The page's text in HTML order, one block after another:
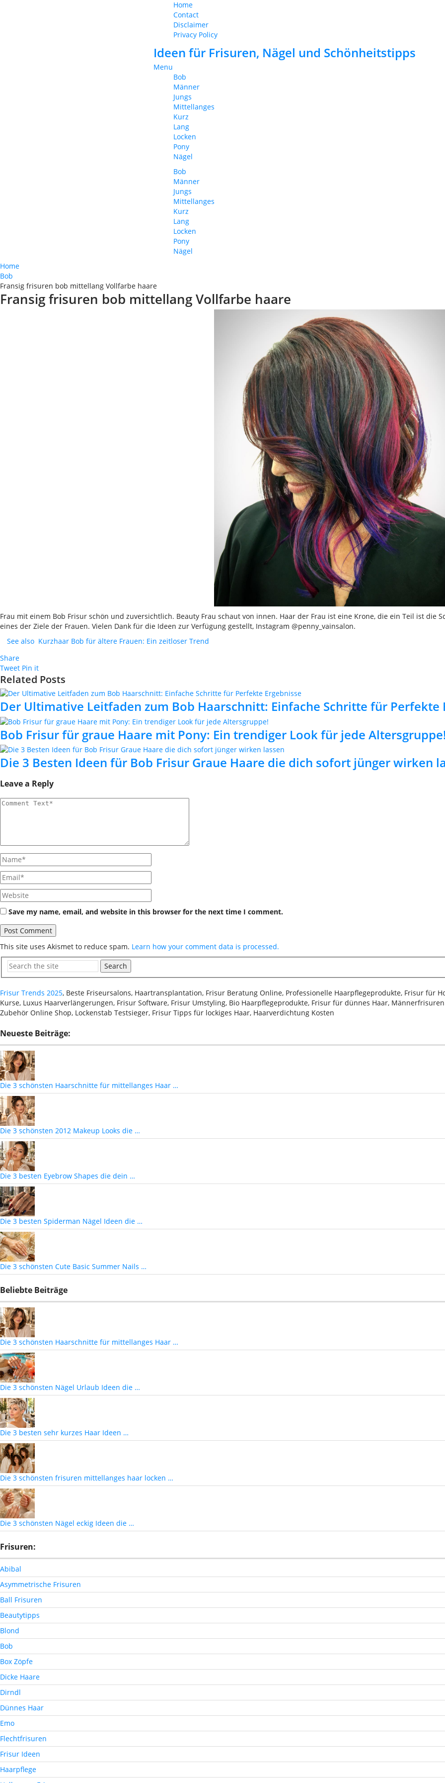
Home
Contact
Disclaimer
Privacy Policy
Ideen für Frisuren, Nägel und Schönheitstipps
Menu
Bob
Männer
Jungs
Mittellanges
Kurz
Lang
Locken
Pony
Nägel
Bob
Männer
Jungs
Mittellanges
Kurz
Lang
Locken
Pony
Nägel
Home
Bob
Fransig frisuren bob mittellang Vollfarbe haare
Fransig frisuren bob mittellang Vollfarbe haare
Frau mit einem Bob Frisur schön und zuversichtlich. Beauty Frau schaut von innen. Haar der Frau ist eine Krone, die ein Teil ist die
eines der Ziele der Frauen. Vielen Dank für die Ideen zur Verfügung gestellt, Instagram @penny_vainsalon.
See also Kurzhaar Bob für ältere Frauen: Ein zeitloser Trend
Share
Tweet Pin it
Related Posts
Der Ultimative Leitfaden zum Bob Haarschnitt: Einfache Schritte für Perfekte
Bob Frisur für graue Haare mit Pony: Ein trendiger Look für jede Altersgruppe!
Die 3 Besten Ideen für Bob Frisur Graue Haare die dich sofort jünger wirken
Leave a Reply
Save my name, email, and website in this browser for the next time I comment.
This site uses Akismet to reduce spam. Learn how your comment data is processed.
Search
Frisur Trends 2025, Beste Friseursalons, Haartransplantation, Frisur Beratung Online, Professionelle Haarpflegeprodukte, Frisur für
Kurse, Luxus Haarverlängerungen, Frisur Software, Frisur Umstyling, Bio Haarpflegeprodukte, Frisur für dünnes Haar,
Zubehör Online Shop, Lockenstab Testsieger, Frisur Tipps für lockiges Haar, Haarverdichtung Kosten
Neueste Beiträge:
Die 3 schönsten Haarschnitte für mittellanges Haar …
Die 3 schönsten 2012 Makeup Looks die …
Die 3 besten Eyebrow Shapes die dein …
Die 3 besten Spiderman Nägel Ideen die …
Die 3 schönsten Cute Basic Summer Nails …
Beliebte Beiträge
Die 3 schönsten Haarschnitte für mittellanges Haar …
Die 3 schönsten Nägel Urlaub Ideen die …
Die 3 besten sehr kurzes Haar Ideen …
Die 3 schönsten frisuren mittellanges haar locken …
Die 3 schönsten Nägel eckig Ideen die …
Frisuren:
Abibal
Asymmetrische Frisuren
Ball Frisuren
Beautytipps
Blond
Bob
Box Zöpfe
Dicke Haare
Dirndl
Dünnes Haar
Emo
Flechtfrisuren
Frisur Ideen
Haarpflege